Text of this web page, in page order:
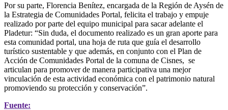
Por su parte, Florencia Benítez, encargada de la Región de Aysén de
la Estrategia de Comunidades Portal, felicita el trabajo y empuje
realizado por parte del equipo municipal para sacar adelante el
Pladetur: “Sin duda, el documento realizado es un gran aporte para
esta comunidad portal, una hoja de ruta que guía el desarrollo
turístico sustentable y que además, en conjunto con el Plan de
Acción de Comunidades Portal de la comuna de Cisnes, se
articulan para promover de manera participativa una mejor
vinculación de esta actividad económica con el patrimonio natural
promoviendo su protección y conservación”.
Fuente: